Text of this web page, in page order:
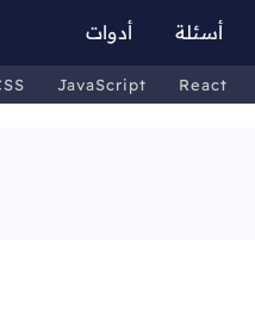
أسئلة أدوات
JavaScript React